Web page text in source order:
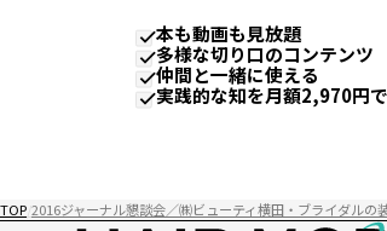
本も動画も見放題
多様な切り口のコンテンツ
仲間と一緒に使える
実践的な知を月額2,970円
TOP 2016ジャーナル懇談会／㈱ビューティ横田・ブライダルの